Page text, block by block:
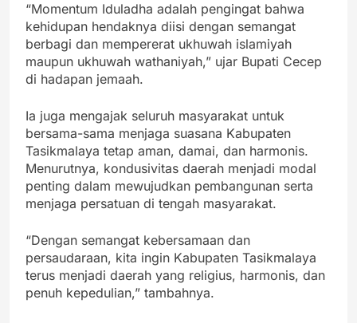
“Momentum Iduladha adalah pengingat bahwa
kehidupan hendaknya diisi dengan semangat
berbagi dan mempererat ukhuwah islamiyah
maupun ukhuwah wathaniyah,” ujar Bupati Cecep
di hadapan jemaah.
Ia juga mengajak seluruh masyarakat untuk
bersama-sama menjaga suasana Kabupaten
Tasikmalaya tetap aman, damai, dan harmonis.
Menurutnya, kondusivitas daerah menjadi modal
penting dalam mewujudkan pembangunan serta
menjaga persatuan di tengah masyarakat.
“Dengan semangat kebersamaan dan
persaudaraan, kita ingin Kabupaten Tasikmalaya
terus menjadi daerah yang religius, harmonis, dan
penuh kepedulian,” tambahnya.